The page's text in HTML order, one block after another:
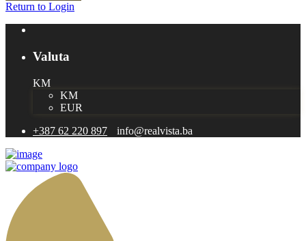
Return to Login
Valuta
KM
KM
EUR
+387 62 220 897
info@realvista.ba